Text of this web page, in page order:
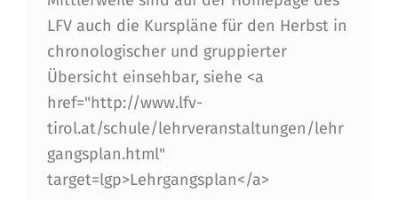
U
N
G
S
-
V
LFV auch die Kurspläne für den Herbst in
chronologischer und gruppierter
Übersicht einsehbar, siehe <a
href="http://www.lfv-
tirol.at/schule/lehrveranstaltungen/lehr
gangsplan.html"
target=lgp>Lehrgangsplan</a>